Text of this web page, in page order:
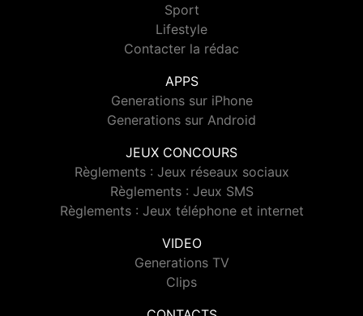
Sport
Lifestyle
Contacter la rédac
APPS
Generations sur iPhone
Generations sur Android
JEUX CONCOURS
Règlements : Jeux réseaux sociaux
Règlements : Jeux SMS
Règlements : Jeux téléphone et internet
VIDEO
Generations TV
Clips